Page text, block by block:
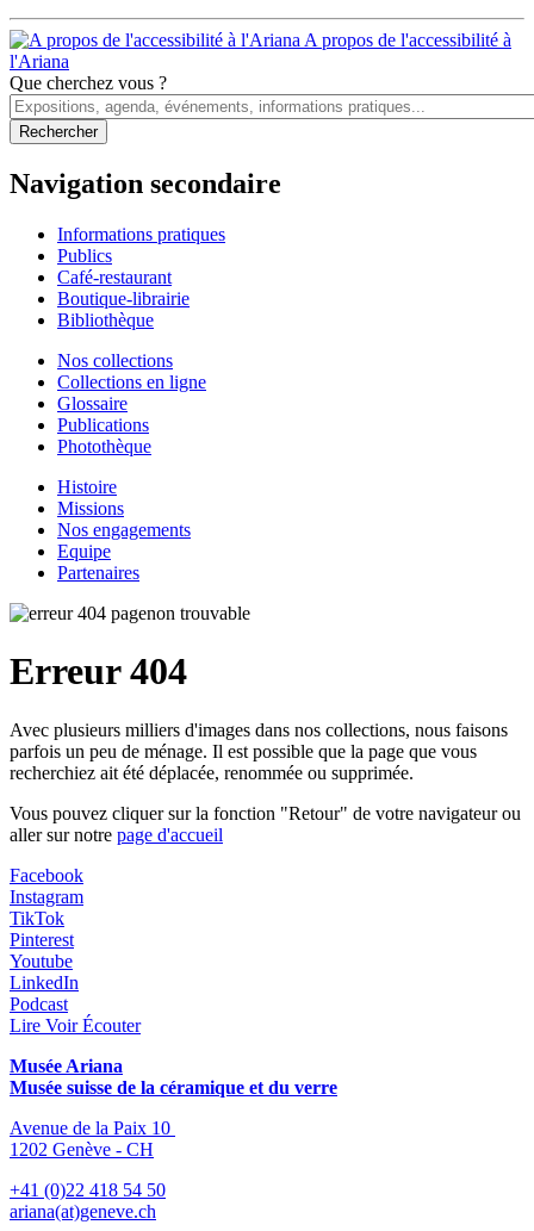
A propos de l'accessibilité à
l'Ariana
Que cherchez vous ?
Navigation secondaire
Informations pratiques
Publics
Café-restaurant
Boutique-librairie
Bibliothèque
Nos collections
Collections en ligne
Glossaire
Publications
Photothèque
Histoire
Missions
Nos engagements
Equipe
Partenaires
Erreur 404
Avec plusieurs milliers d'images dans nos collections, nous faisons
parfois un peu de ménage. Il est possible que la page que vous
recherchiez ait été déplacée, renommée ou supprimée.
Vous pouvez cliquer sur la fonction "Retour" de votre navigateur ou
aller sur notre page d'accueil
Facebook
Instagram
TikTok
Pinterest
Youtube
LinkedIn
Podcast
Lire Voir Écouter
Musée Ariana
Musée suisse de la céramique et du verre
Avenue de la Paix 10
1202 Genève - CH
+41 (0)22 418 54 50
ariana(at)geneve.ch